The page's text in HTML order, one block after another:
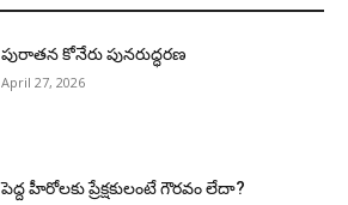
పురాత‌న కోనేరు పున‌రుద్ధ‌ర‌ణ
April 27, 2026
పెద్ద హీరోల‌కు ప్రేక్ష‌కులంటే గౌర‌వం లేదా?